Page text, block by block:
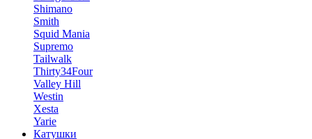
Shimano
Smith
Squid Mania
Supremo
Tailwalk
Thirty34Four
Valley Hill
Westin
Xesta
Yarie
Катушки